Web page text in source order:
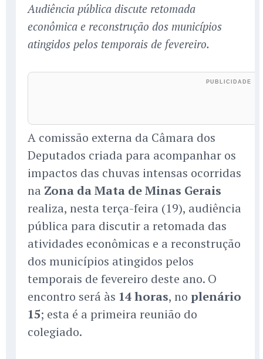
Audiência pública discute retomada
econômica e reconstrução dos municípios
atingidos pelos temporais de fevereiro.
A comissão externa da Câmara dos
Deputados criada para acompanhar os
impactos das chuvas intensas ocorridas
na Zona da Mata de Minas Gerais
realiza, nesta terça-feira (19), audiência
pública para discutir a retomada das
atividades econômicas e a reconstrução
dos municípios atingidos pelos
temporais de fevereiro deste ano. O
encontro será às 14 horas, no plenário
15; esta é a primeira reunião do
colegiado.